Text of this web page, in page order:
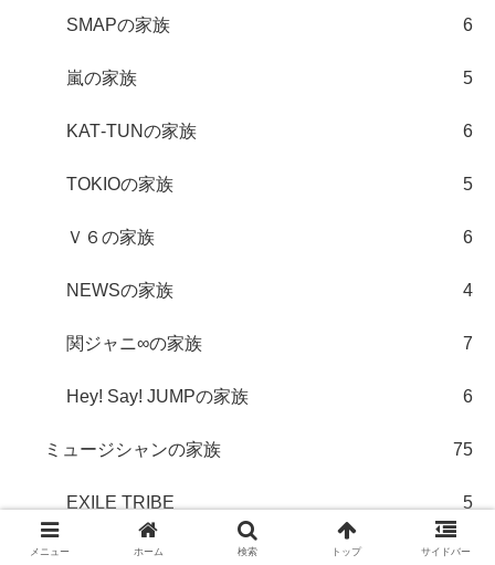
SMAPの家族 6
嵐の家族 5
KAT‐TUNの家族 6
TOKIOの家族 5
Ｖ６の家族 6
NEWSの家族 4
関ジャニ∞の家族 7
Hey! Say! JUMPの家族 6
ミュージシャンの家族 75
EXILE TRIBE 5
モデルの家族 35
メニュー ホーム 検索 トップ サイドバー